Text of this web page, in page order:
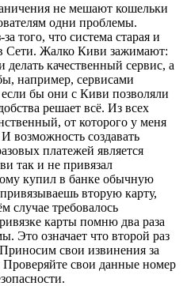
не мешают кошельки
одни проблемы.
того, что система старая и
в Сети. Жалко Киви зажимают:
качественный сервис, а
например, сервисами
бы они с Киви позволяли
решает всё. Из всех
от которого у меня
возможность создавать
платежей является
так и не привязал
купил в банке обычную
вторую карту,
случае требовалось
карты помню два раза
Это означает что второй раз
свои извинения за
Проверяйте свои данные номер